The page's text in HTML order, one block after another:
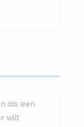
als een
wilt